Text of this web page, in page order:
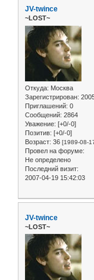
JV-twince
~LOST~
Откуда: Москва
Зарегистрирован:
Приглашений: 0
Сообщений: 2864
Уважение: [+0/-0]
Позитив: [+0/-0]
Возраст: 36 [1989-08-
Провел на форуме:
Не определено
Последний визит:
2007-04-19 15:42:03
JV-twince
~LOST~